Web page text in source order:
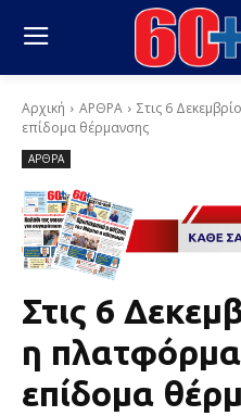
Αρχική ΑΡΘΡΑ
Στις 6
επίδομα θέρμανσης
ΑΡΘΡΑ
Στις 6
η πλατφόρμα
επίδομα